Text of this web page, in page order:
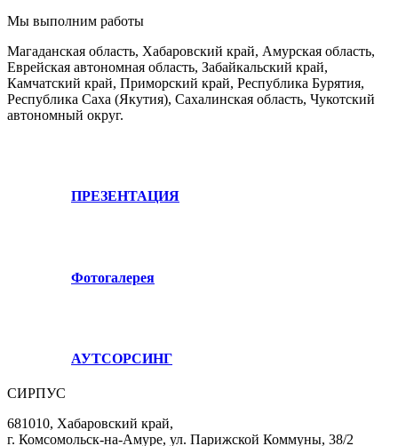
Мы выполним работы
Магаданская область, Хабаровский край, Амурская область,
Еврейская автономная область, Забайкальский край,
Камчатский край, Приморский край, Республика Бурятия,
Республика Саха (Якутия), Сахалинская область, Чукотский
автономный округ.
ПРЕЗЕНТАЦИЯ
Фотогалерея
АУТСОРСИНГ
СИРПУС
681010, Хабаровский край,
г. Комсомольск-на-Амуре, ул. Парижской Коммуны, 38/2